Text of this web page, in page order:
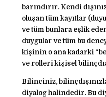
barındırır. Kendi
oluşan tüm kayıtlar
ve tüm bunlara eşlik
duygular ve tüm bu
kişinin o ana kadarki
ve rolleri kişisel
Bilinciniz,
diyalog halindedir. Bu